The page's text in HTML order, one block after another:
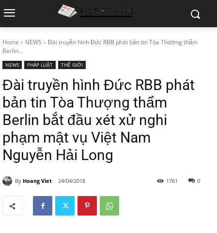
Home NEWS
Đài truyền hình Đức RBB phát bản tin Tòa Thượng thẩm
Berlin...
NEWS PHÁP LUẬT THẾ GIỚI
Đài truyền hình Đức RBB phát
bản tin Tòa Thượng thẩm
Berlin bắt đầu xét xử nghi
phạm mật vụ Việt Nam
Nguyễn Hải Long
By Hoang Viet 24/04/2018 0
1761